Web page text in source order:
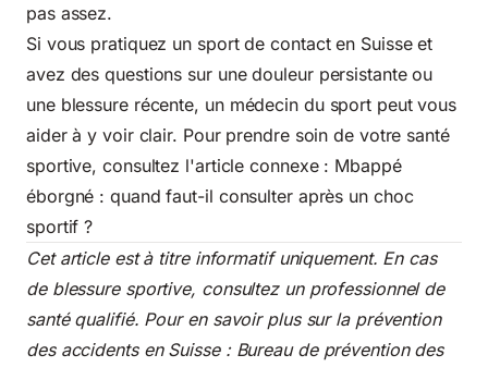
pas assez.
Si vous pratiquez un sport de contact en Suisse et
avez des questions sur une douleur persistante ou
une blessure récente, un médecin du sport peut vous
aider à y voir clair. Pour prendre soin de votre santé
sportive, consultez l'article connexe : Mbappé
éborgné : quand faut-il consulter après un choc
sportif ?
Cet article est à titre informatif uniquement. En cas
de blessure sportive, consultez un professionnel de
santé qualifié. Pour en savoir plus sur la prévention
des accidents en Suisse : Bureau de prévention des